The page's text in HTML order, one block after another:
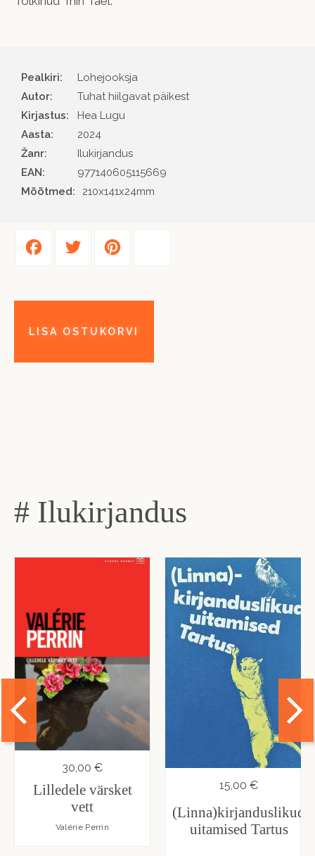
Pealkiri:
Lohejooksja
Autor
Tuhat hiilgavat päikest
Kirjastus
Hea Lugu
Aasta
2024
Žanr
Ilukirjandus
EAN
977140605115669
Mõõtmed:
210x141x24mm
# Ilukirjandus
30,00 €
Lilledele värsket
vett
Valérie Perrin
15,00 €
(Linna)kirjanduslikud
uitamised Tartus